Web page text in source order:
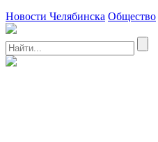
Новости Челябинска Общество